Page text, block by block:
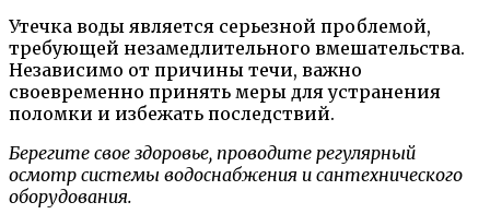
Утечка воды является серьезной проблемой,
требующей незамедлительного вмешательства.
Независимо от причины течи, важно
своевременно принять меры для устранения
поломки и избежать последствий.
Берегите свое здоровье, проводите регулярный
осмотр системы водоснабжения и сантехнического
оборудования.